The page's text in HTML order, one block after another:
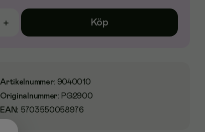
Köp
Artikelnummer: 9040010
Originalnummer: PG2900
EAN: 5703550058976